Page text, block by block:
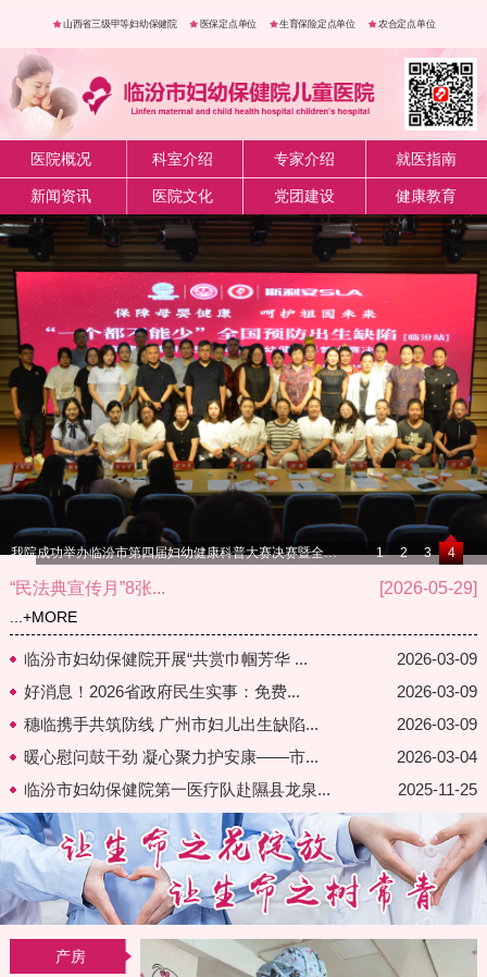
山西省三级甲等妇幼保健院 医保定点单位 生育保险定点单位 农合定点单位
医院概况 科室介绍 专家介绍 就医指南
新闻资讯 医院文化 党团建设 健康教育
我院成功举办临汾市第四届妇幼健康科普大赛决赛暨全国预防出生缺陷公益活动健康科普讲座活动 1 2 3 4
“民法典宣传月”8张... [2026-05-29]
+MORE
临汾市妇幼保健院开展“共赏巾帼芳华 ...
2026-03-09
好消息！2026省政府民生实事：免费...
2026-03-09
穗临携手共筑防线 广州市妇儿出生缺陷...
2026-03-09
暖心慰问鼓干劲 凝心聚力护安康——市...
2026-03-04
临汾市妇幼保健院第一医疗队赴隰县龙泉...
2025-11-25
产房